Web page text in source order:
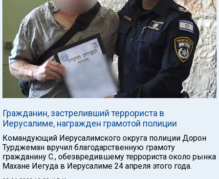
Гражданин, застреливший террориста в
Иерусалиме, награжден грамотой полиции
Командующий Иерусалимского округа полиции Дорон
Турджеман вручил благодарственную грамоту
гражданину С., обезвредившему террориста около рынка
Махане Иегуда в Иерусалиме 24 апреля этого года.